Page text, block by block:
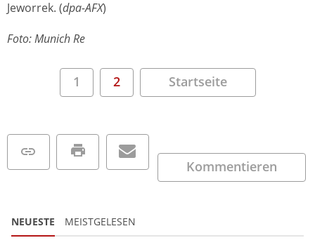
Jeworrek. (dpa-AFX)
Foto: Munich Re
1 2 Startseite
Kommentieren
NEUESTE MEISTGELESEN